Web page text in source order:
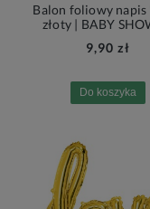
Balon foliowy napis
złoty | BABY
9,90 zł
Do koszyka